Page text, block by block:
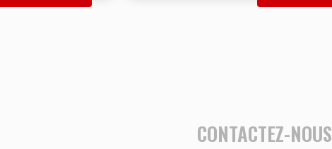
CONTACTEZ-NOUS